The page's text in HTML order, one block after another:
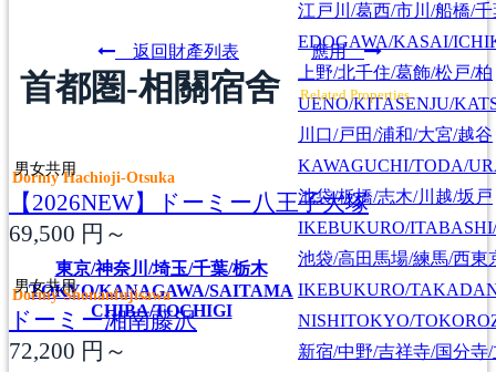
東京/神奈川/埼玉/千葉/栃木
TOKYO/KANAGAWA/SAITAMA
CHIBA/TOCHIGI
江戸川/葛西/市川/船橋/千
EDOGAWA/KASAI/
上野/北千住/葛飾/松戸/柏
UENO/KITASENJU/
川口/戸田/浦和/大宮/越谷
KAWAGUCHI/TODA/
池袋/板橋/志木/川越/坂戸
IKEBUKURO/
池袋/高田馬場/練馬/西東
IKEBUKURO/
NISHITOKYO/
新宿/中野/吉祥寺/国分寺
返回財產列表 應用
首都圏-相關宿舍 Related Properties
男女共用
Dormy Hachioji-Otsuka
【2026NEW】ドーミー八王子大塚
69,500 円～
男女共用
Dormy Shonanfujisawa
ドーミー湘南藤沢
72,200 円～